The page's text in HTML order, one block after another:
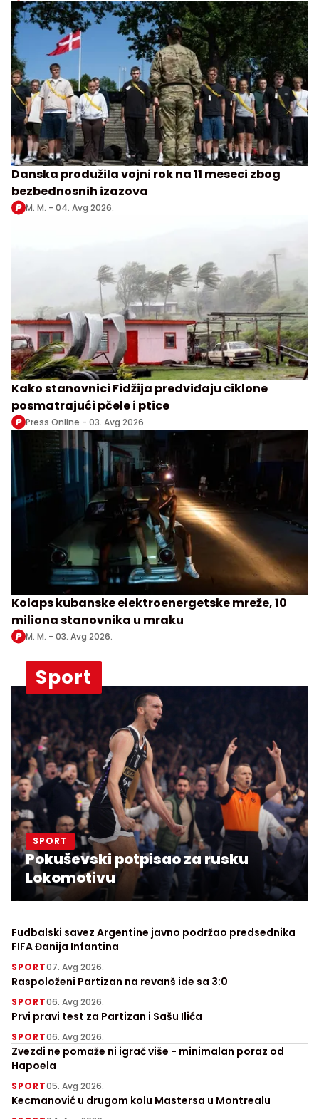
Danska produžila vojni rok na 11 meseci zbog
bezbednosnih izazova
M. M. - 04. Avg 2026.
Kako stanovnici Fidžija predviđaju ciklone
posmatrajući pčele i ptice
Press Online - 03. Avg 2026.
Kolaps kubanske elektroenergetske mreže, 10
miliona stanovnika u mraku
M. M. - 03. Avg 2026.
Sport
SPORT
Pokuševski potpisao za rusku
Lokomotivu
Fudbalski savez Argentine javno podržao predsednika
FIFA Đanija Infantina
SPORT07. Avg 2026.
Raspoloženi Partizan na revanš ide sa 3:0
SPORT06. Avg 2026.
Prvi pravi test za Partizan i Sašu Ilića
SPORT06. Avg 2026.
Zvezdi ne pomaže ni igrač više - minimalan poraz od
Hapoela
SPORT05. Avg 2026.
Kecmanović u drugom kolu Mastersa u Montrealu